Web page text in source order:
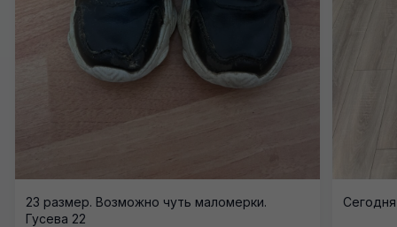
23 размер. Возможно чуть маломерки.
Гусева 22